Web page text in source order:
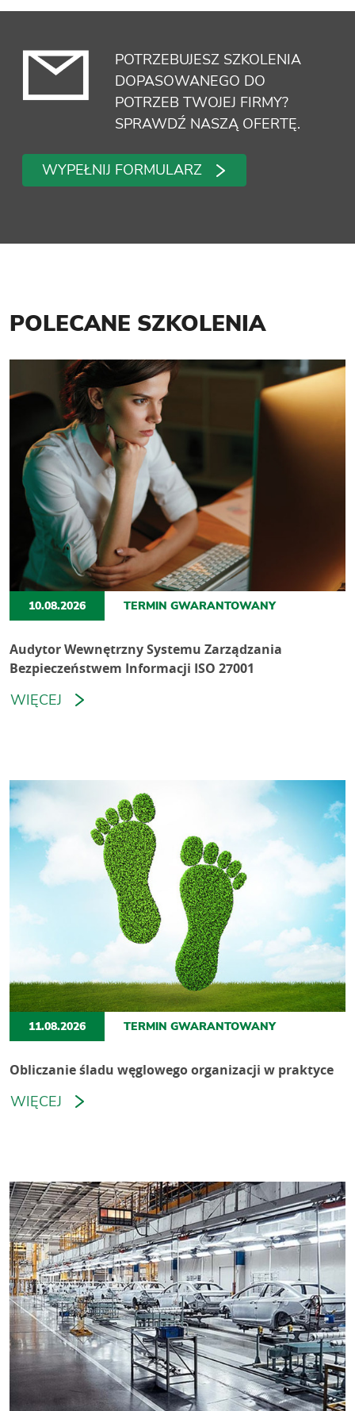
POTRZEBUJESZ SZKOLENIA
DOPASOWANEGO DO
POTRZEB TWOJEJ FIRMY?
SPRAWDŹ NASZĄ OFERTĘ.
WYPEŁNIJ FORMULARZ
POLECANE SZKOLENIA
10.08.2026 TERMIN GWARANTOWANY
Audytor Wewnętrzny Systemu Zarządzania
Bezpieczeństwem Informacji ISO 27001
WIĘCEJ
11.08.2026 TERMIN GWARANTOWANY
Obliczanie śladu węglowego organizacji w praktyce
WIĘCEJ